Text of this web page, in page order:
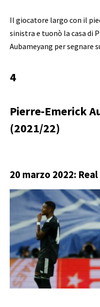
Il giocatore largo con il
sinistra e tuonò la casa di
Aubameyang per segnare
4
Pierre-Emerick
(2021/22)
20 marzo 2022: